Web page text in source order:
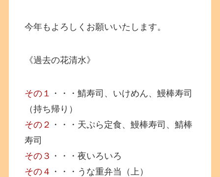
今年もよろしくお願いいたします。
《過去の花清水》
その１ ・・・鯖寿司、いけめん、鰻棒寿司
（持ち帰り）
その２ ・・・天ぷら定食、鰻棒寿司、鯖棒
寿司
その３ ・・・夜いろいろ
その４ ・・・うな重弁当（上）